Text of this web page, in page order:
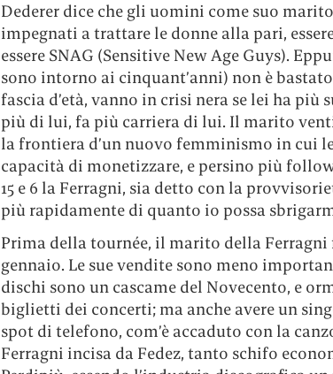
Dederer dice che gli uomini come suo
impegnati a trattare le donne alla pari,
essere SNAG (Sensitive New Age Guys).
sono intorno ai cinquant’anni) non è
fascia d’età, vanno in crisi nera se lei ha più
più di lui, fa più carriera di lui. Il marito
la frontiera d’un nuovo femminismo in cui
capacità di monetizzare, e persino più
15 e 6 la Ferragni, sia detto con la
più rapidamente di quanto io possa
Prima della tournée, il marito della Ferragni
gennaio. Le sue vendite sono meno
dischi sono un cascame del Novecento, e
biglietti dei concerti; ma anche avere un
spot di telefono, com’è accaduto con la
Ferragni incisa da Fedez, tanto schifo